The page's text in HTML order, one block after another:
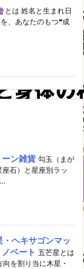
とは 姓名と生まれ日
、あなたのもつ❝成
ン雑貨 勾玉（まが
石）と星座別ラッ
ヘキサゴンマッ
ベート 五芒星とは
を割り当に木星・